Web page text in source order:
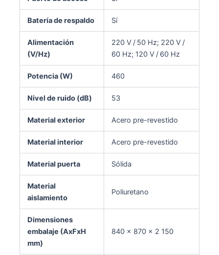
Batería de respaldo Sí
Alimentación
(V/Hz)
220 V / 50 Hz; 220 V /
60 Hz; 120 V / 60 Hz
Potencia (W) 460
Nivel de ruido (dB) 53
Material exterior Acero pre-revestido
Material interior Acero pre-revestido
Material puerta Sólida
Material
aislamiento
Poliuretano
Dimensiones
embalaje (AxFxH
mm)
840 × 870 × 2 150